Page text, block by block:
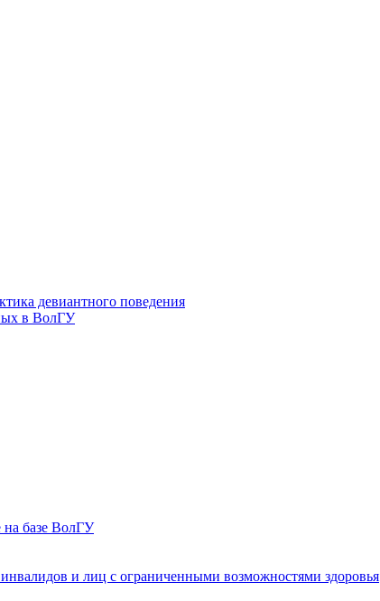
девиантного поведения
в ВолГУ
на базе ВолГУ
и лиц с ограниченными возможностями здоровья